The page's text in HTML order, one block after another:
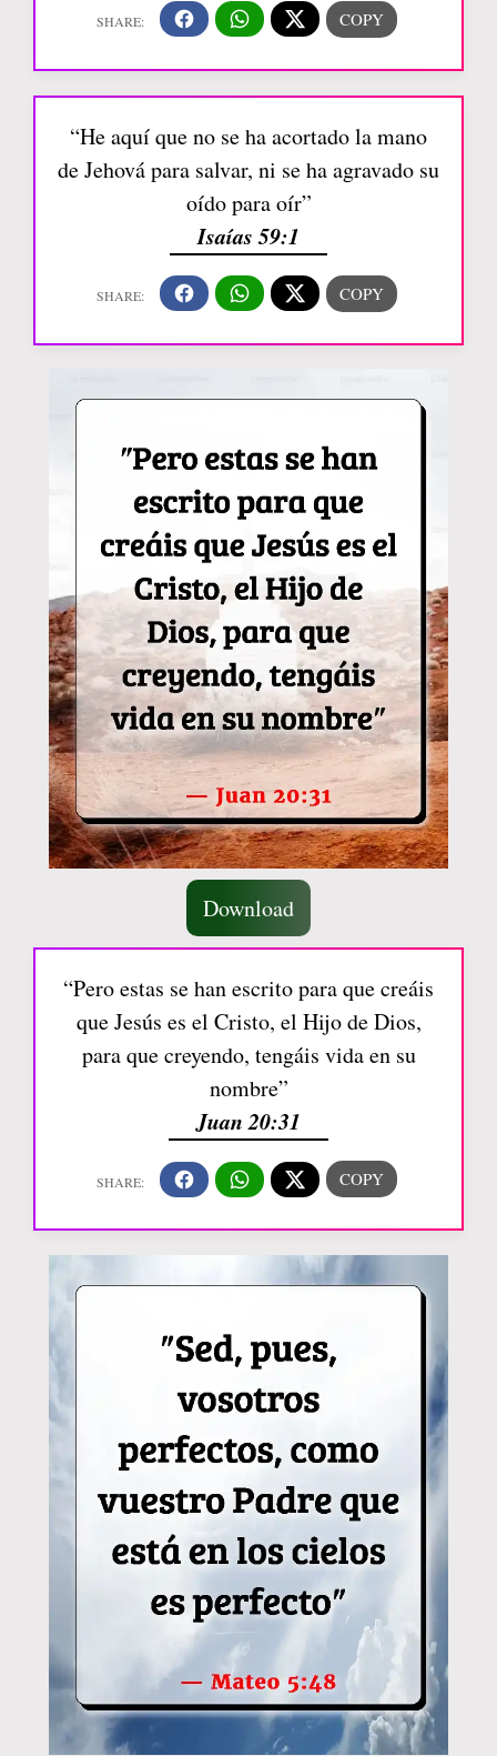
“He aquí que no se ha acortado la mano
de Jehová para salvar, ni se ha agravado su
oído para oír”
Isaías 59:1
Download
“Pero estas se han escrito para que creáis
que Jesús es el Cristo, el Hijo de Dios,
para que creyendo, tengáis vida en su
nombre”
Juan 20:31